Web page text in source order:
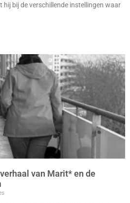
hij bij de verschillende instellingen waar
van Marit* en de